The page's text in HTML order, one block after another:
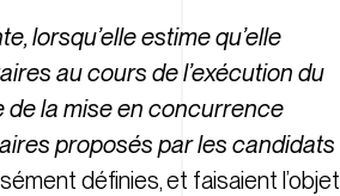
lorsqu’elle estime qu’elle
au cours de l’exécution du
de la mise en concurrence
proposés par les candidats
définies, et faisaient l’objet